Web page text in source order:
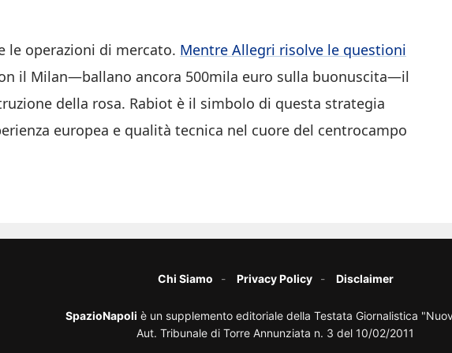
le operazioni di mercato. Mentre Allegri risolve le questioni
il Milan—ballano ancora 500mila euro sulla buonuscita—il
della rosa. Rabiot è il simbolo di questa strategia
europea e qualità tecnica nel cuore del centrocampo
Chi Siamo Privacy Policy Disclaimer
SpazioNapoli è un supplemento editoriale della Testata Giornalistica
Aut. Tribunale di Torre Annunziata n. 3 del 10/02/2011